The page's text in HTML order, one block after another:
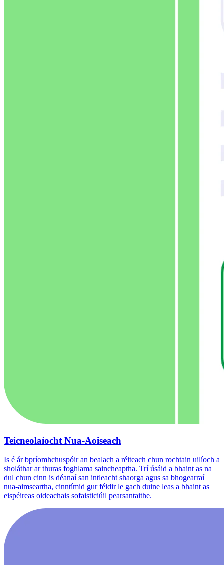
Teicneolaíocht Nua-Aoiseach
Is é ár bpríomhchuspóir an bealach a réiteach chun rochtain uilíoch a
sholáthar ar thuras foghlama saincheaptha. Trí úsáid a bhaint as na
dul chun cinn is déanaí san intleacht shaorga agus sa bhogearraí
nua-aimseartha, cinntímid gur féidir le gach duine leas a bhaint as
eispéireas oideachais sofaisticiúil pearsantaithe.